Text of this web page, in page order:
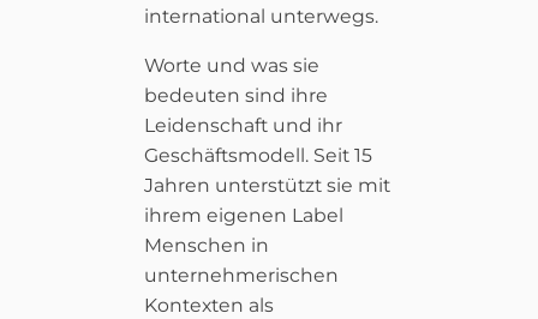
international unterwegs.
Worte und was sie
bedeuten sind ihre
Leidenschaft und ihr
Geschäftsmodell. Seit 15
Jahren unterstützt sie mit
ihrem eigenen Label
Menschen in
unternehmerischen
Kontexten als